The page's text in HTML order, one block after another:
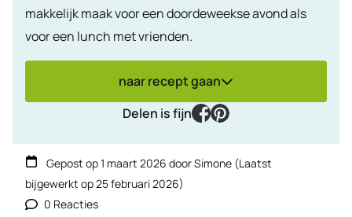
makkelijk maak voor een doordeweekse avond als
voor een lunch met vrienden.
naar recept gaan
Delen is fijn
facebook
pinterest
Gepost op1 maart 2026 doorSimone (Laatst
bijgewerkt op25 februari 2026)
0 Reacties